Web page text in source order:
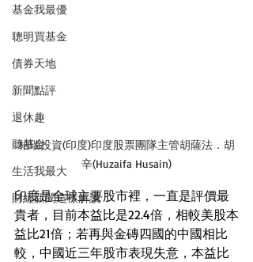
基金我最優
聰明買基金
債券天地
新聞點評
退休趣
聽基金
生活我最大
財經新聞這樣解讀
柏瑞投資(印度)印度股票團隊主管胡薩法．胡
辛(Huzaifa Husain)
印度是全球主要股市裡，一直是評價最
貴者，目前本益比是22.4倍，相較美股本
益比21倍；若再與金磚四國的中國相比
較，中國近三年股市表現失意，本益比